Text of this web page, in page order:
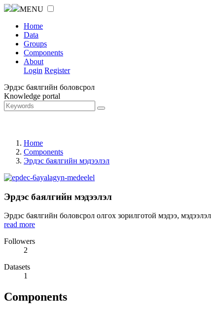
MENU
Home
Data
Groups
Components
About
Login Register
Эрдэс баялгийн боловсрол
Knowledge portal
Home
Components
Эрдэс баялгийн мэдээлэл
Эрдэс баялгийн мэдээлэл
Эрдэс баялгийн боловсрол олгох зорилготой мэдээ, мэдээлэл
read more
Followers
2
Datasets
1
Components